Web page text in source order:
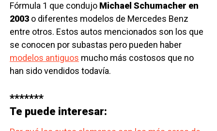
Fórmula 1 que condujo Michael Schumacher en
2003 o diferentes modelos de Mercedes Benz
entre otros. Estos autos mencionados son los que
se conocen por subastas pero pueden haber
modelos antiguos mucho más costosos que no
han sido vendidos todavía.
*******
Te puede interesar: